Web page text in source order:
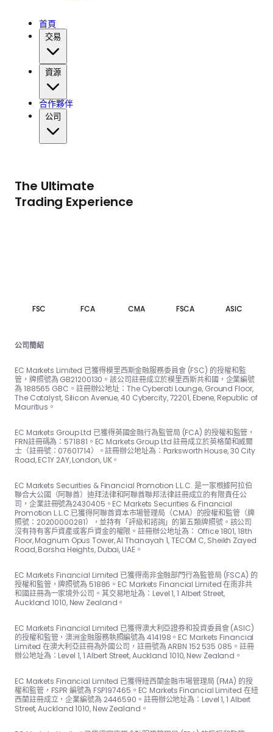
首頁
交易
資源
合作夥伴
公司
The Ultimate
Trading Experience
FSC FCA CMA FSCA ASIC
公司簡紹
EC Markets Limited 已獲得模里西斯金融服務委員會 (FSC) 的授權和監
管，牌照號為 GB21200130。該公司註冊成立於模里西斯共和國，企業編號
為 188565 GBC。註冊辦公地址：The Cyber​​ati Lounge, Ground Floor,
The Catalyst, Silicon Avenue, 40 Cyber​​city, 72201, Ebene, Republic of
Mauritius。
EC Markets Group Ltd 已獲得英國金融行為監管局 (FCA) 的授權和監管，
FRN註冊碼為：57188​​1。EC Markets Group Ltd 註冊成立於英格蘭和威爾
士（註冊號：07601714）。註冊辦公地址為：Parksworth House, 30 City
Road, EC1Y 2AY, London, UK。
EC Markets Securities & Financial Promotion L.L.C. 是一家根據阿拉伯
聯合大公國（阿聯酋）迪拜法律和阿聯酋聯邦法律註冊成立的有限責任公
司，企業註冊號為2430405。EC Markets Securities & Financial
Promotion L.L.C.已獲得阿聯酋資本市場管理局（CMA）的授權和監管（牌
照號：20200000281），並持有「評級和諮詢」的第五類牌照號。該公司
沒有持有客戶資產或客戶資金的權限。註冊辦公地址為： Office 1801, 18th
Floor, Magnum Opus Tower, Al Thanayah 1, TECOM C, Sheikh Zayed
Road, Barsha Heights, Dubai, UAE。
EC Markets Financial Limited 已獲得南非金融部門行為監管局 (FSCA) 的
授權和監管，牌照號為 51886。EC Markets Financial Limited 在南非共
和國註冊為一家境外公司。其交易地址為：Level 1, 1 Albert Street,
Auckland 1010, New Zealand。
EC Markets Financial Limited 已獲得澳大利亞證券和投資委員會 (ASIC)
的授權和監管，澳洲金融服務執照編號為 414198。EC Markets Financial
Limited 在澳大利亞註冊為外國公司，註冊號為 ARBN 152 535 085。註冊
辦公地址為：Level 1, 1 Albert Street, Auckland 1010, New Zealand。
EC Markets Financial Limited 已獲得紐西蘭金融市場管理局 (FMA) 的授
權和監管，FSPR 編號為 FSP197465。EC Markets Financial Limited 在紐
西蘭註冊成立，企業編號為 2446590。註冊辦公地址為：Level 1, 1 Albert
Street, Auckland 1010, New Zealand。